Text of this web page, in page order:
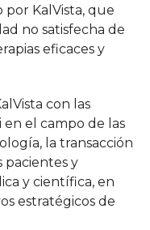
por KalVista, que
no satisfecha de
eficaces y
con las
en el campo de las
la transacción
pacientes y
y científica, en
estratégicos de